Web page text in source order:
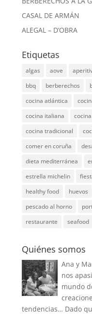
CASAL DE ARMÁN
ALEGAL – D’OBRA
Etiquetas
algas aove
bbq
berberechos
cocina atlántica
cocina italiana
cocina tradicional
comer en coruña
dieta mediterránea
estrella michelin
healthy food
huevos
pescado al horno
restaurante
seafood
Quiénes somos
Ana y
nos
mundo
tendencias… Dado